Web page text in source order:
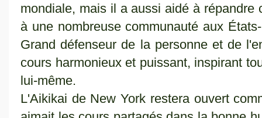
mondiale, mais il a aussi aidé à répandre
à une nombreuse communauté aux
Grand défenseur de la personne et de
cours harmonieux et puissant, inspirant
lui-même.
L'Aikikai de New York restera ouvert